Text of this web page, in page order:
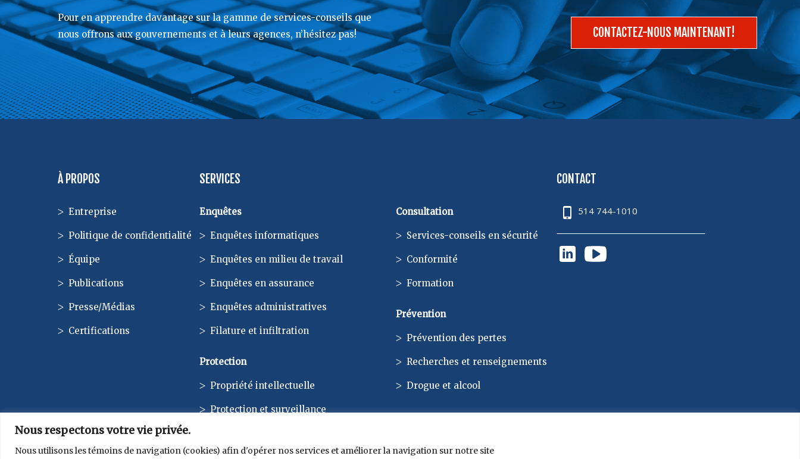
Nous respectons votre vie privée.
Nous utilisons les témoins de navigation (cookies) afin d'opérer nos services et améliorer la navigation sur notre site
Pour en apprendre davantage sur la gamme de services-conseils que
nous offrons aux gouvernements et à leurs agences, n’hésitez pas!
CONTACTEZ-NOUS MAINTENANT!
À PROPOS
Entreprise
Politique de confidentialité
Équipe
Publications
Presse/Médias
Certifications
SERVICES
Enquêtes
Enquêtes informatiques
Enquêtes en milieu de travail
Enquêtes en assurance
Enquêtes administratives
Filature et infiltration
Protection
Propriété intellectuelle
Protection et surveillance
Consultation
Services-conseils en sécurité
Conformité
Formation
Prévention
Prévention des pertes
Recherches et renseignements
Drogue et alcool
CONTACT
514 744-1010